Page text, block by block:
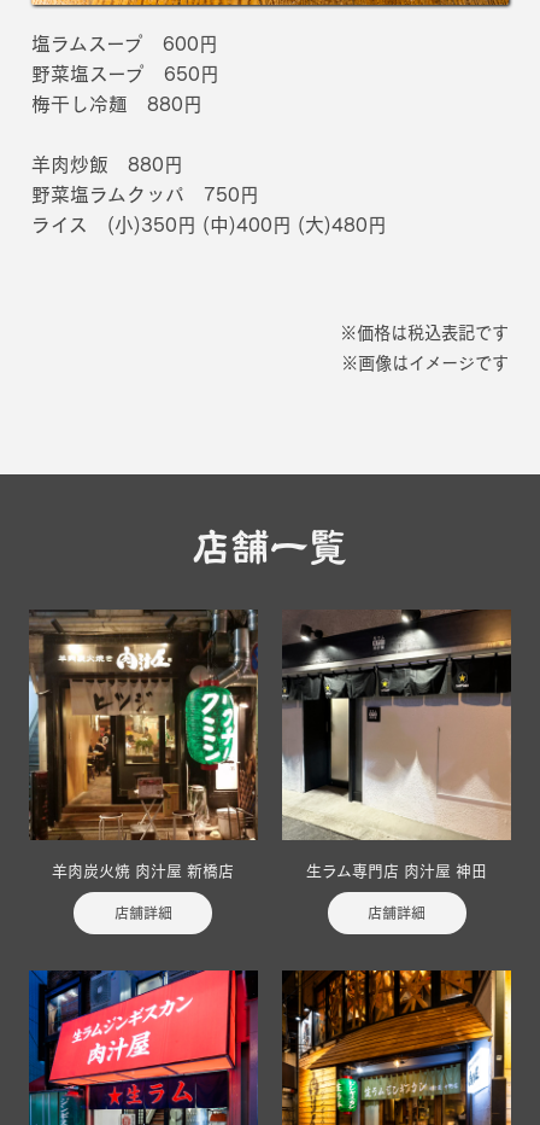
塩ラムスープ 600円
野菜塩スープ 650円
梅干し冷麺 880円
羊肉炒飯 880円
野菜塩ラムクッパ 750円
ライス (小)350円 (中)400円 (大)480円
※価格は税込表記です
※画像はイメージです
店舗一覧
羊肉炭火焼 肉汁屋 新橋店
店舗詳細
生ラム専門店 肉汁屋 神田
店舗詳細